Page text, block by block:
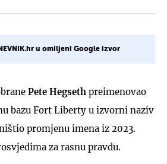
u omiljeni Google izvor
Pete Hegseth preimenovao
bazu Fort Liberty u izvorni naziv
promjenu imena iz 2023.
za rasnu pravdu.